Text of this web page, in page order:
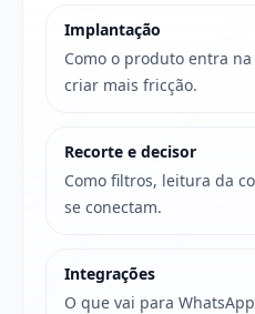
Implantação
Como o produto entra
criar mais fricção.
Recorte e decisor
Como filtros, leitura da
se conectam.
Integrações
O que vai para